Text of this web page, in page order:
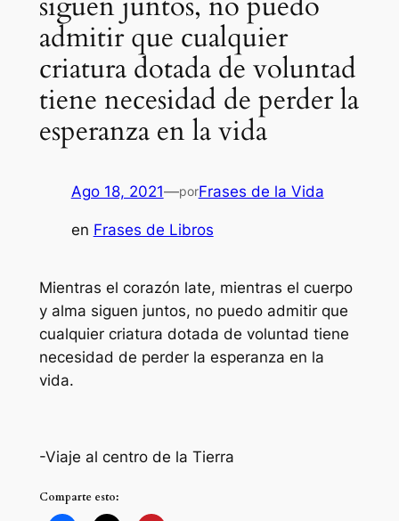
admitir que cualquier
criatura dotada de voluntad
tiene necesidad de perder la
esperanza en la vida
Ago 18, 2021—porFrases de la Vida
en Frases de Libros
Mientras el corazón late, mientras el cuerpo
y alma siguen juntos, no puedo admitir que
cualquier criatura dotada de voluntad tiene
necesidad de perder la esperanza en la
vida.
-Viaje al centro de la Tierra
Comparte esto: